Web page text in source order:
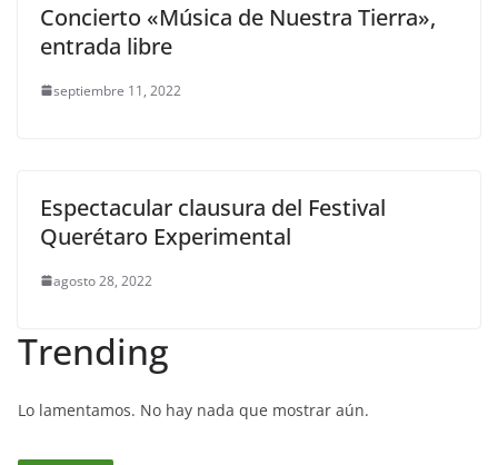
Concierto «Música de Nuestra Tierra»,
entrada libre
septiembre 11, 2022
Espectacular clausura del Festival
Querétaro Experimental
agosto 28, 2022
Trending
Lo lamentamos. No hay nada que mostrar aún.